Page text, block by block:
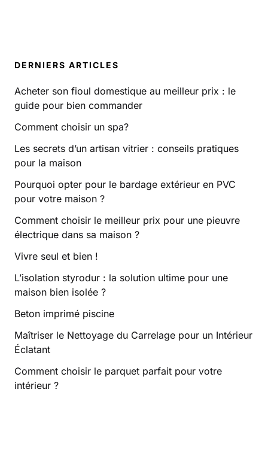
DERNIERS ARTICLES
Acheter son fioul domestique au meilleur prix : le
guide pour bien commander
Comment choisir un spa?
Les secrets d’un artisan vitrier : conseils pratiques
pour la maison
Pourquoi opter pour le bardage extérieur en PVC
pour votre maison ?
Comment choisir le meilleur prix pour une pieuvre
électrique dans sa maison ?
Vivre seul et bien !
L’isolation styrodur : la solution ultime pour une
maison bien isolée ?
Beton imprimé piscine
Maîtriser le Nettoyage du Carrelage pour un Intérieur
Éclatant
Comment choisir le parquet parfait pour votre
intérieur ?